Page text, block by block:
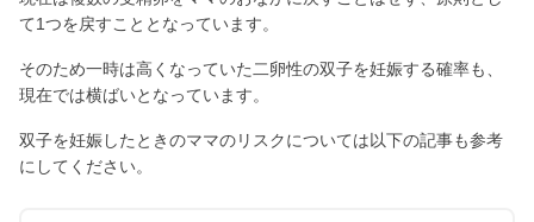
て1つを戻すこととなっています。
そのため一時は高くなっていた二卵性の双子を妊娠する確率も、
現在では横ばいとなっています。
双子を妊娠したときのママのリスクについては以下の記事も参考
にしてください。